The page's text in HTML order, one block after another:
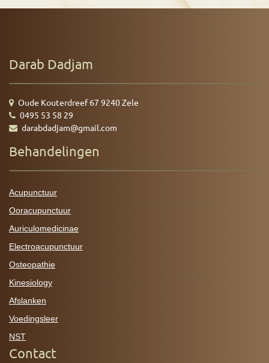
Darab Dadjam
Oude Kouterdreef 67 9240 Zele
0495 53 58 29
darabdadjam@gmail.com
Behandelingen
Acupunctuur
Ooracupunctuur
Auriculomedicinae
Electroacupunctuur
Osteopathie
Kinesiology
Afslanken
Voedingsleer
NST
Contact